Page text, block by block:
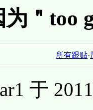
＂too
所有跟贴·
于